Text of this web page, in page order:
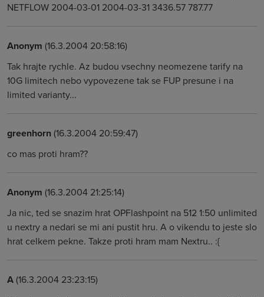
NETFLOW 2004-03-01 2004-03-31 3436.57 787.77
Anonym (16.3.2004 20:58:16)
Tak hrajte rychle. Az budou vsechny neomezene tarify na
10G limitech nebo vypovezene tak se FUP presune i na
limited varianty...
greenhorn(16.3.2004 20:59:47)
co mas proti hram??
Anonym (16.3.2004 21:25:14)
Ja nic, ted se snazim hrat OPFlashpoint na 512 1:50 unlimited
u nextry a nedari se mi ani pustit hru. A o vikendu to jeste slo
hrat celkem pekne. Takze proti hram mam Nextru.. :{
A(16.3.2004 23:23:15)